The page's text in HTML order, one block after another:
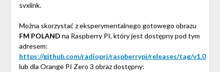
svxlink.
Można skorzystać z eksperymentalnego gotowego obrazu
FM POLAND na Raspberry PI, który jest dostępny pod tym
adresem:
https://github.com/radioprj/raspberrypi/releases/tag/v1.0
lub dla Orange PI Zero 3 obraz dostępny: